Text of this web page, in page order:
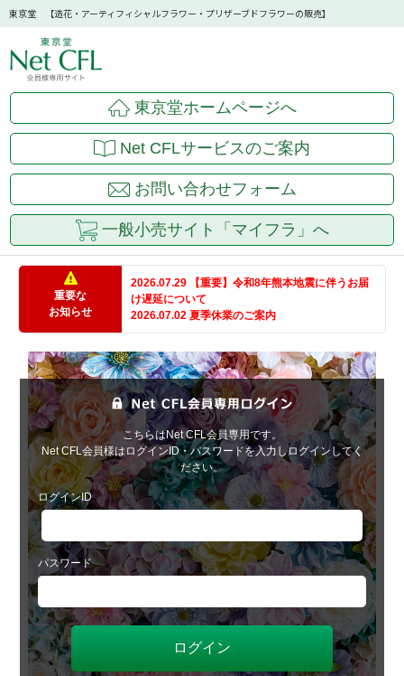
東京堂 【造花・アーティフィシャルフラワー・プリザーブドフラワーの販売】
東京堂ホームページへ
Net CFLサービスのご案内
お問い合わせフォーム
一般小売サイト「マイフラ」へ
重要な
お知らせ
2026.07.29 【重要】令和8年熊本地震に伴うお届
け遅延について
2026.07.02 夏季休業のご案内
こちらはNet CFL会員専用です。
Net CFL会員様はログインID・パスワードを入力しログインしてく
ださい。
ログインID
パスワード